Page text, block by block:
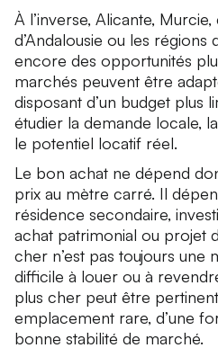
À l’inverse, Alicante,
d’Andalousie ou les régions
encore des opportunités
marchés peuvent être
disposant d’un budget plus
étudier la demande locale,
le potentiel locatif réel.
Le bon achat ne dépend
prix au mètre carré. Il
résidence secondaire,
achat patrimonial ou projet
cher n’est pas toujours une
difficile à louer ou à
plus cher peut être pertinent
emplacement rare, d’une
bonne stabilité de marché.